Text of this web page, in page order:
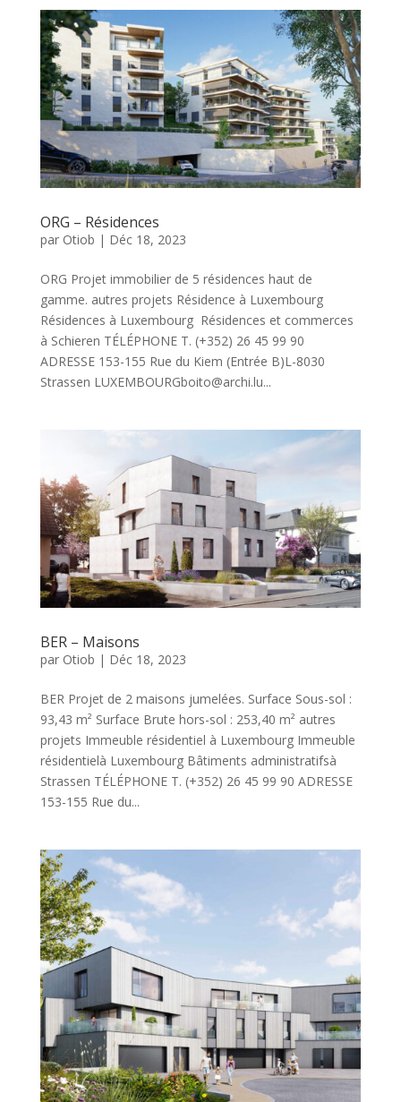
ORG – Résidences
par Otiob | Déc 18, 2023
ORG Projet immobilier de 5 résidences haut de
gamme. autres projets Résidence à Luxembourg
Résidences à Luxembourg Résidences et commerces
à Schieren TÉLÉPHONE T. (+352) 26 45 99 90
ADRESSE 153-155 Rue du Kiem (Entrée B)L-8030
Strassen LUXEMBOURGboito@archi.lu...
BER – Maisons
par Otiob | Déc 18, 2023
BER Projet de 2 maisons jumelées. Surface Sous-sol :
93,43 m² Surface Brute hors-sol : 253,40 m² autres
projets Immeuble résidentiel à Luxembourg Immeuble
résidentielà Luxembourg Bâtiments administratifsà
Strassen TÉLÉPHONE T. (+352) 26 45 99 90 ADRESSE
153-155 Rue du...